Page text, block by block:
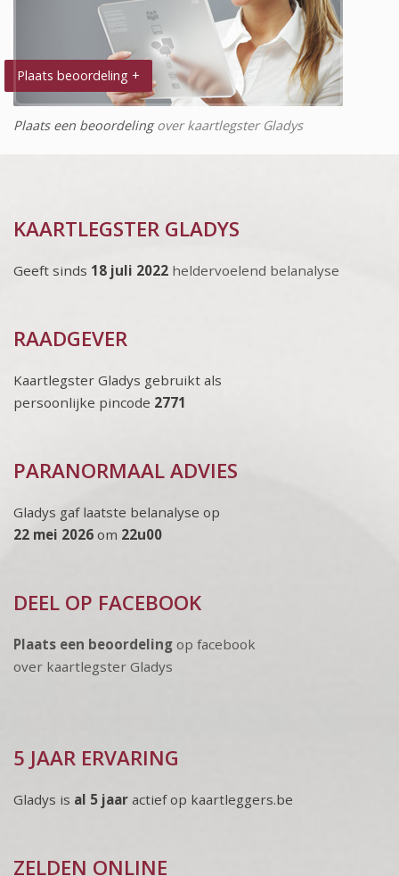
Plaats beoordeling +
Plaats een beoordelingover kaartlegster Gladys
KAARTLEGSTER GLADYS
Geeft sinds 18 juli 2022 heldervoelend belanalyse
RAADGEVER
Kaartlegster Gladys gebruikt als
persoonlijke pincode 2771
PARANORMAAL ADVIES
Gladys gaf laatste belanalyse op
22 mei 2026 om 22u00
DEEL OP FACEBOOK
Plaats een beoordeling op facebook
over kaartlegster Gladys
5 JAAR ERVARING
Gladys is al 5 jaar actief op kaartleggers.be
ZELDEN ONLINE